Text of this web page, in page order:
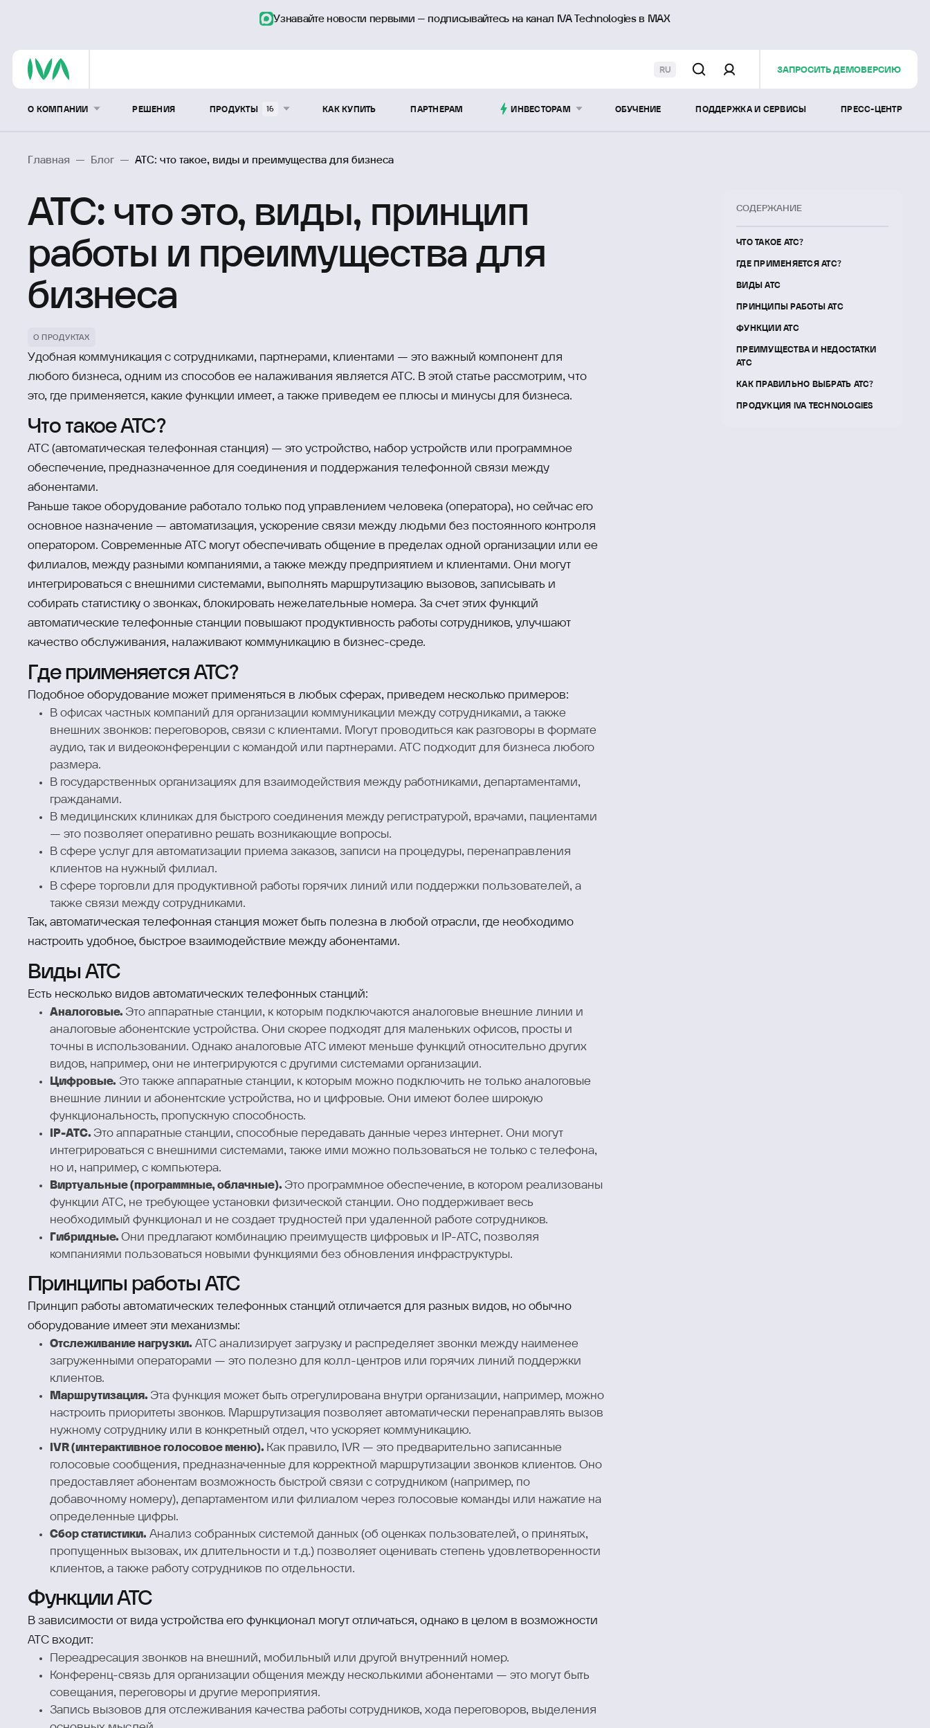
Узнавайте новости первыми – подписывайтесь на канал IVA Technologies в MAX
RU ЗАПРОСИТЬ ДЕМОВЕРСИЮ
О КОМПАНИИ РЕШЕНИЯ ПРОДУКТЫ 16 КАК КУПИТЬ ПАРТНЕРАМ ИНВЕСТОРАМ ОБУЧЕНИЕ ПОДДЕРЖКА И СЕРВИСЫ ПРЕСС-ЦЕНТР
Главная — Блог — АТС: что такое, виды и преимущества для бизнеса
АТС: что это, виды, принцип
работы и преимущества для
бизнеса
О ПРОДУКТАХ
Удобная коммуникация с сотрудниками, партнерами, клиентами — это важный компонент для
любого бизнеса, одним из способов ее налаживания является АТС. В этой статье рассмотрим, что
это, где применяется, какие функции имеет, а также приведем ее плюсы и минусы для бизнеса.
Что такое АТС?
АТС (автоматическая телефонная станция) — это устройство, набор устройств или программное
обеспечение, предназначенное для соединения и поддержания телефонной связи между
абонентами.
Раньше такое оборудование работало только под управлением человека (оператора), но сейчас его
основное назначение — автоматизация, ускорение связи между людьми без постоянного контроля
оператором. Современные АТС могут обеспечивать общение в пределах одной организации или ее
филиалов, между разными компаниями, а также между предприятием и клиентами. Они могут
интегрироваться с внешними системами, выполнять маршрутизацию вызовов, записывать и
собирать статистику о звонках, блокировать нежелательные номера. За счет этих функций
автоматические телефонные станции повышают продуктивность работы сотрудников, улучшают
качество обслуживания, налаживают коммуникацию в бизнес-среде.
Где применяется АТС?
Подобное оборудование может применяться в любых сферах, приведем несколько примеров:
В офисах частных компаний для организации коммуникации между сотрудниками, а также
внешних звонков: переговоров, связи с клиентами. Могут проводиться как разговоры в формате
аудио, так и видеоконференции с командой или партнерами. АТС подходит для бизнеса любого
размера.
В государственных организациях для взаимодействия между работниками, департаментами,
гражданами.
В медицинских клиниках для быстрого соединения между регистратурой, врачами, пациентами
— это позволяет оперативно решать возникающие вопросы.
В сфере услуг для автоматизации приема заказов, записи на процедуры, перенаправления
клиентов на нужный филиал.
В сфере торговли для продуктивной работы горячих линий или поддержки пользователей, а
также связи между сотрудниками.
Так, автоматическая телефонная станция может быть полезна в любой отрасли, где необходимо
настроить удобное, быстрое взаимодействие между абонентами.
Виды АТС
Есть несколько видов автоматических телефонных станций:
Аналоговые. Это аппаратные станции, к которым подключаются аналоговые внешние линии и
аналоговые абонентские устройства. Они скорее подходят для маленьких офисов, просты и
точны в использовании. Однако аналоговые АТС имеют меньше функций относительно других
видов, например, они не интегрируются с другими системами организации.
Цифровые. Это также аппаратные станции, к которым можно подключить не только аналоговые
внешние линии и абонентские устройства, но и цифровые. Они имеют более широкую
функциональность, пропускную способность.
IP-АТС. Это аппаратные станции, способные передавать данные через интернет. Они могут
интегрироваться с внешними системами, также ими можно пользоваться не только с телефона,
но и, например, с компьютера.
Виртуальные (программные, облачные). Это программное обеспечение, в котором реализованы
функции АТС, не требующее установки физической станции. Оно поддерживает весь
необходимый функционал и не создает трудностей при удаленной работе сотрудников.
Гибридные. Они предлагают комбинацию преимуществ цифровых и IP-АТС, позволяя
компаниями пользоваться новыми функциями без обновления инфраструктуры.
Принципы работы АТС
Принцип работы автоматических телефонных станций отличается для разных видов, но обычно
оборудование имеет эти механизмы:
Отслеживание нагрузки. АТС анализирует загрузку и распределяет звонки между наименее
загруженными операторами — это полезно для колл-центров или горячих линий поддержки
клиентов.
Маршрутизация. Эта функция может быть отрегулирована внутри организации, например, можно
настроить приоритеты звонков. Маршрутизация позволяет автоматически перенаправлять вызов
нужному сотруднику или в конкретный отдел, что ускоряет коммуникацию.
IVR (интерактивное голосовое меню). Как правило, IVR — это предварительно записанные
голосовые сообщения, предназначенные для корректной маршрутизации звонков клиентов. Оно
предоставляет абонентам возможность быстрой связи с сотрудником (например, по
добавочному номеру), департаментом или филиалом через голосовые команды или нажатие на
определенные цифры.
Сбор статистики. Анализ собранных системой данных (об оценках пользователей, о принятых,
пропущенных вызовах, их длительности и т.д.) позволяет оценивать степень удовлетворенности
клиентов, а также работу сотрудников по отдельности.
Функции АТС
В зависимости от вида устройства его функционал могут отличаться, однако в целом в возможности
АТС входит:
Переадресация звонков на внешний, мобильный или другой внутренний номер.
Конференц-связь для организации общения между несколькими абонентами — это могут быть
совещания, переговоры и другие мероприятия.
Запись вызовов для отслеживания качества работы сотрудников, хода переговоров, выделения
СОДЕРЖАНИЕ
ЧТО ТАКОЕ АТС?
ГДЕ ПРИМЕНЯЕТСЯ АТС?
ВИДЫ АТС
ПРИНЦИПЫ РАБОТЫ АТС
ФУНКЦИИ АТС
ПРЕИМУЩЕСТВА И НЕДОСТАТКИ
АТС
КАК ПРАВИЛЬНО ВЫБРАТЬ АТС?
ПРОДУКЦИЯ IVA TECHNOLOGIES